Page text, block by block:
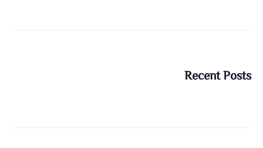
Recent Posts